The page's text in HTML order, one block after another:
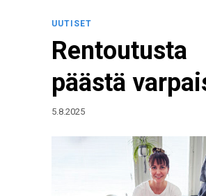
UUTISET
Rentoutusta
päästä
5.8.2025